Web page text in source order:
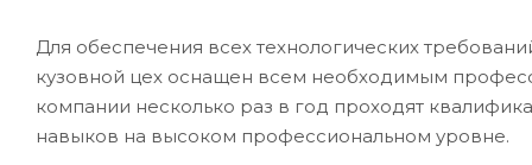
Для обеспечения всех технологических
кузовной цех оснащен всем необходимым
компании несколько раз в год проходят
навыков на высоком профессиональном уровне.